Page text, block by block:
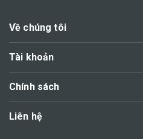
Về chúng tôi
Tài khoản
Chính sách
Liên hệ